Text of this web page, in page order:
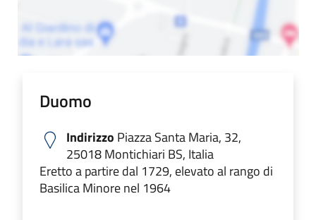
Duomo
Indirizzo Piazza Santa Maria, 32,
25018 Montichiari BS, Italia
Eretto a partire dal 1729, elevato al rango di
Basilica Minore nel 1964